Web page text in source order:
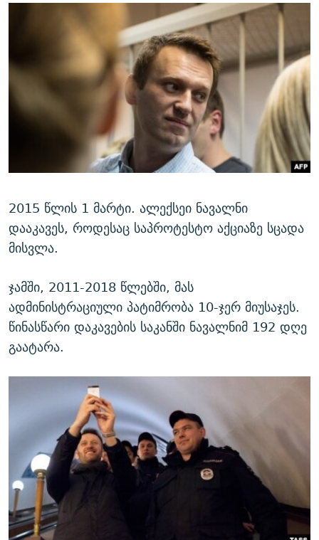
2015 წლის 1 მარტი. ალექსეი ნავალნი
დააკავეს, როდესაც საპროტესტო აქციაზე სცადა
მისვლა.
ჯამში, 2011-2018 წლებში, მას
ადმინისტრაციული პატიმრობა 10-ჯერ მიუსაჯეს.
წინასწარი დაკავების საკანში ნავალნიმ 192 დღე
გაატარა.